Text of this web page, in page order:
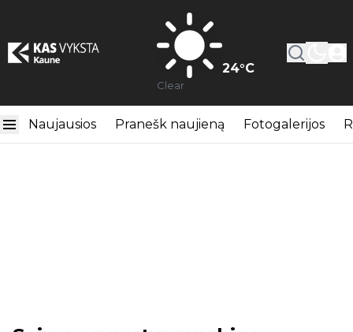
24°C
Clear
Naujausios Pranešk naujieną Fotogalerijos